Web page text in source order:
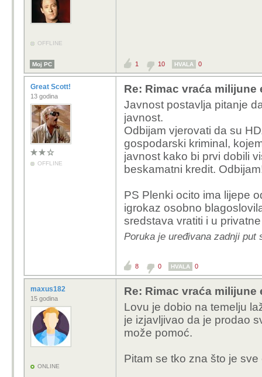
OFFLINE
Moj PC 1 10 HVALA 0
Great Scott!
13 godina
OFFLINE
Re: Rimac vraća milijune
Javnost postavlja pitanje
javnost.
Odbijam vjerovati da su
gospodarski kriminal,
javnost kako bi prvi dobili
beskamatni kredit.
PS Plenki ocito ima lijepe
igrokaz osobno
sredstava vratiti i u
Poruka je uređivana zadnji put
8 0 HVALA 0
maxus182
15 godina
ONLINE
Re: Rimac vraća milijune
Lovu je dobio na temelju
je izjavljivao da je prodao
može pomoć.
Pitam se tko zna što je